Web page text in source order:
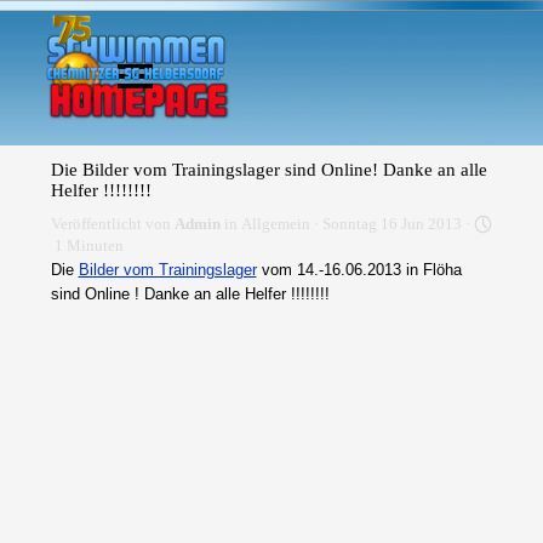
Direkt zum Seiteninhalt
Menü überspringen
Die Bilder vom Trainingslager sind Online! Danke an alle
Helfer !!!!!!!!
Veröffentlicht von Admin in Allgemein · Sonntag 16 Jun 2013 ·
1 Minuten
Die Bilder vom Trainingslagervom 14.-16.06.2013 in Flöha
sind Online ! Danke an alle Helfer !!!!!!!!